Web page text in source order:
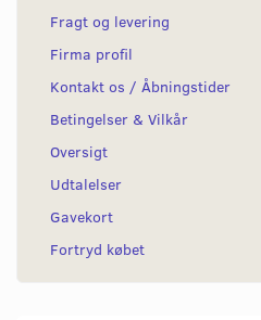
Fragt og levering
Firma profil
Kontakt os / Åbningstider
Betingelser & Vilkår
Oversigt
Udtalelser
Gavekort
Fortryd købet